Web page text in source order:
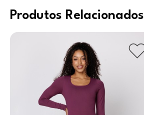
Produtos Relacionados